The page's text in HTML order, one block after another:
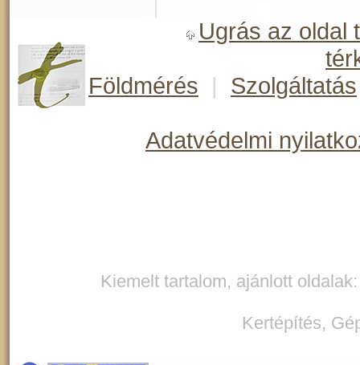
Ugrás az oldal
Földmérés
| Szolgáltatás
Adatvédelmi
Kiemelt tartalom, ajánlott
Kertépítés,